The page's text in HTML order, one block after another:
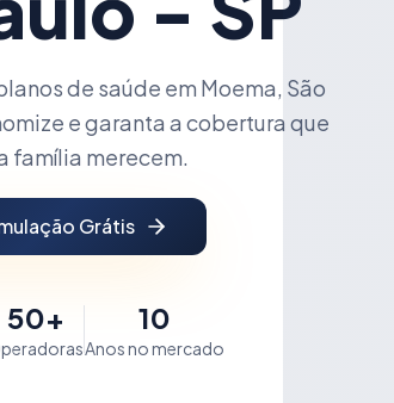
de saúde em Moema, São
e garanta a cobertura que
família merecem.
Grátis
50+ 10
Anos no mercado